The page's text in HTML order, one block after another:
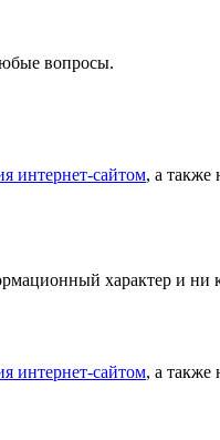
вопросы.
интернет-сайтом, а также
характер и ни
интернет-сайтом, а также